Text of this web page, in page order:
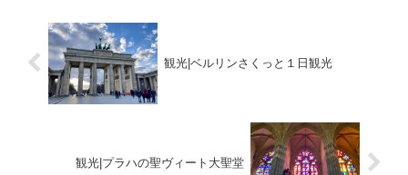
観光|ベルリンさくっと１日観光
観光|プラハの聖ヴィート大聖堂